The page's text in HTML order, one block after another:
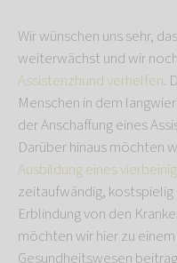
Wir wünschen uns sehr,
weiterwächst und wir
Assistenzhund verhelfen.
Menschen in dem
der Anschaffung eines
Darüber hinaus möchten
Ausbildung eines
zeitaufwändig,
Erblindung von den
möchten wir hier zu
Gesundheitswesen